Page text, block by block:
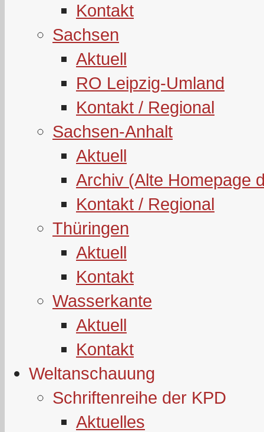
Kontakt
Sachsen
Aktuell
RO Leipzig-Umland
Kontakt / Regional
Sachsen-Anhalt
Aktuell
Archiv (Alte Homepage
Kontakt / Regional
Thüringen
Aktuell
Kontakt
Wasserkante
Aktuell
Kontakt
Weltanschauung
Schriftenreihe der KPD
Aktuelles